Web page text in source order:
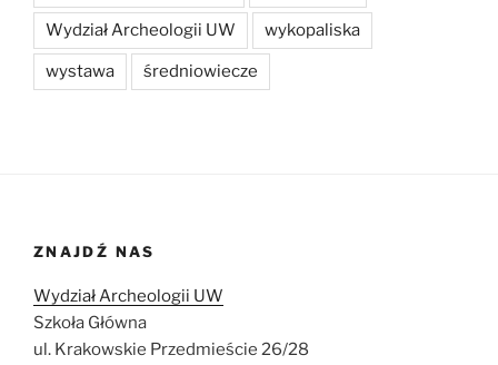
Wydział Archeologii UW wykopaliska
wystawa średniowiecze
ZNAJDŹ NAS
Wydział Archeologii UW
Szkoła Główna
ul. Krakowskie Przedmieście 26/28